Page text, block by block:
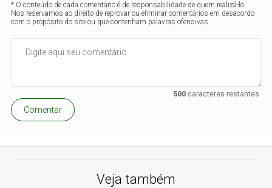
* O conteúdo de cada comentário é de responsabilidade de quem realizá-lo.
Nos reservamos ao direito de reprovar ou eliminar comentários em desacordo
com o propósito do site ou que contenham palavras ofensivas.
500caracteres restantes.
Comentar
Veja também